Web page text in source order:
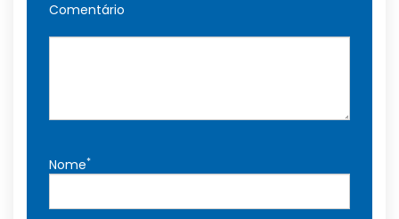
Comentário
Nome*